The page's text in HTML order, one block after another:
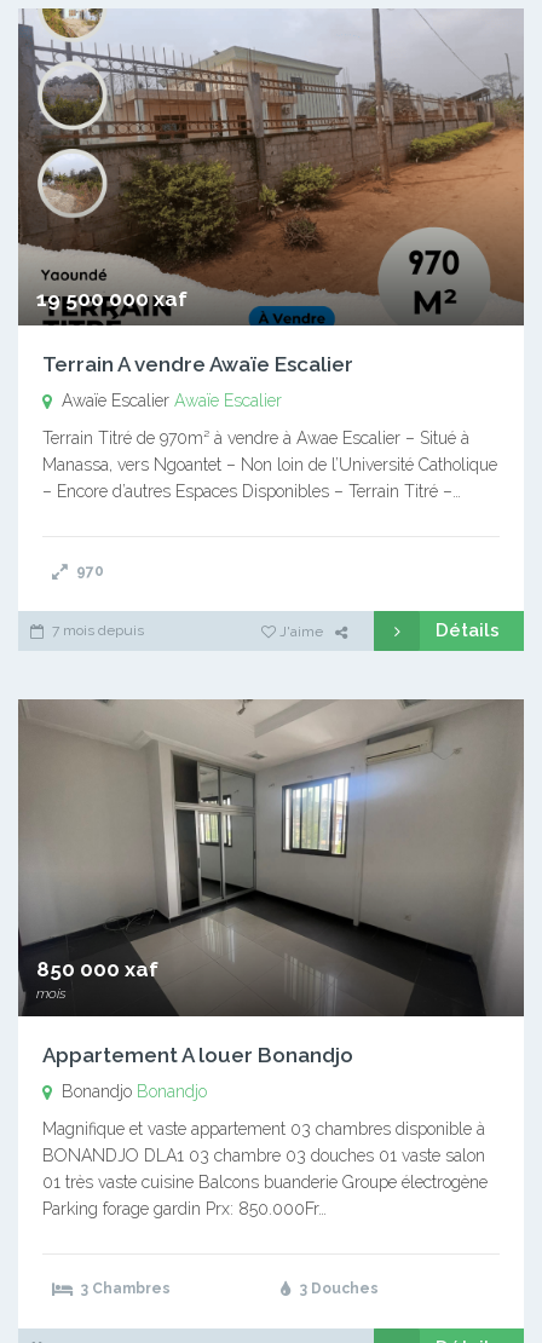
19 500 000 xaf
Terrain A vendre Awaïe Escalier
Awaïe Escalier Awaïe Escalier
Terrain Titré de 970m² à vendre à Awae Escalier – Situé à
Manassa, vers Ngoantet – Non loin de l’Université Catholique
– Encore d’autres Espaces Disponibles – Terrain Titré –…
970
7 mois depuis J'aime Détails
850 000 xaf
mois
Appartement A louer Bonandjo
Bonandjo Bonandjo
Magnifique et vaste appartement 03 chambres disponible à
BONANDJO DLA1 03 chambre 03 douches 01 vaste salon
01 très vaste cuisine Balcons buanderie Groupe électrogène
Parking forage gardin Prx: 850.000Fr…
3 Chambres 3 Douches